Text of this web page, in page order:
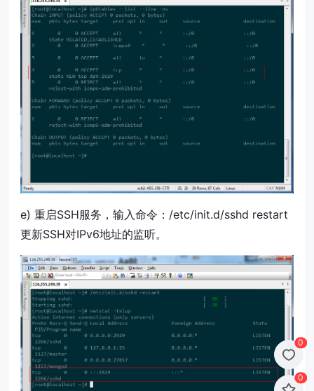
e) 重启SSH服务，输入命令：/etc/init.d/sshd restart
更新SSH对IPv6地址的监听。
0
0